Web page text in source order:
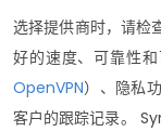
选择提供商时，请检
好的速度、可靠性
OpenVPN）、隐私
客户的跟踪记录。